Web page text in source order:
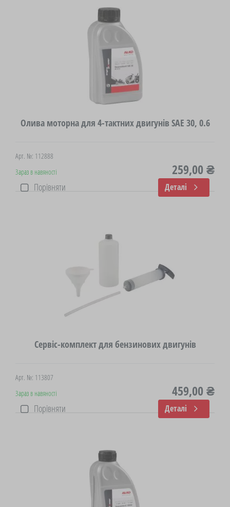
Олива моторна для 4-тактних двигунів SAE 30, 0.6
Арт. №: 112888
Зараз в навяності
259,00 ₴
Порівняти Деталі
Сервіс-комплект для бензинових двигунів
Арт. №: 113807
Зараз в навяності
459,00 ₴
Порівняти Деталі